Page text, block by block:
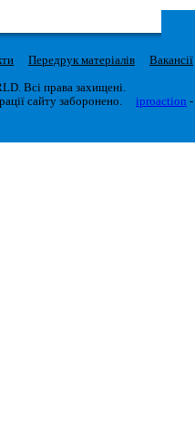
Передрук матеріалів Вакансії
Всі права захищені.
сайту заборонено.
iproaction -